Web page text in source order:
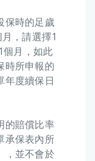
保時的足歲
，請選擇1
個月，如此
時所申報的
年度續保日
的賠償比率
承保表內所
，並不會於